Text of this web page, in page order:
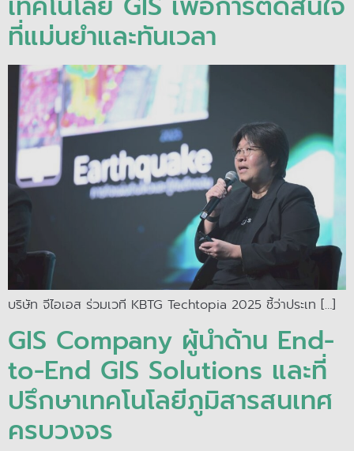
ที่แม่นยำและทันเวลา
บริษัท จีไอเอส ร่วมเวที KBTG Techtopia 2025 ชี้ว่าประเท […]
GIS Company ผู้นำด้าน End-
to-End GIS Solutions และที่
ปรึกษาเทคโนโลยีภูมิสารสนเทศ
ครบวงจร